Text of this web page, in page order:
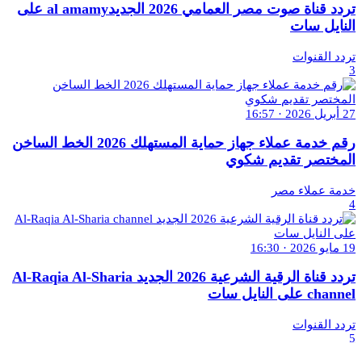
تردد قناة صوت مصر العمامي 2026 الجديدal amamy على
النايل سات
تردد القنوات
3
27 أبريل 2026 · 16:57
رقم خدمة عملاء جهاز حماية المستهلك 2026 الخط الساخن
المختصر تقديم شكوي
خدمة عملاء مصر
4
19 مايو 2026 · 16:30
تردد قناة الرقية الشرعية 2026 الجديد Al-Raqia Al-Sharia
channel على النايل سات
تردد القنوات
5